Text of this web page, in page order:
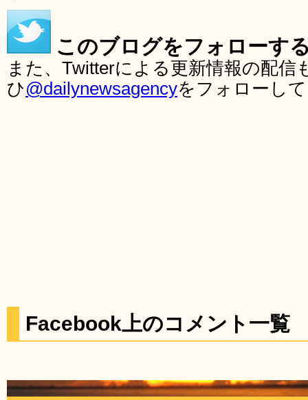
このブログをフォローす
また、Twitterによる更新情報の配
ひ@dailynewsagencyをフォローし
Facebook上のコメント一覧